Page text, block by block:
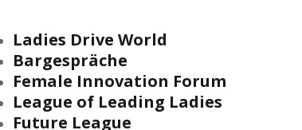
Ladies Drive World
Bargespräche
Female Innovation Forum
League of Leading Ladies
Future League